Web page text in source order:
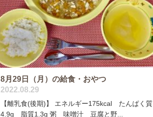
8月29日（月）の給食・おやつ
2022.08.29
【離乳食(後期)】 エネルギー175kcal たんぱく質
4.9g 脂質1.3g 粥 味噌汁 豆腐と野...